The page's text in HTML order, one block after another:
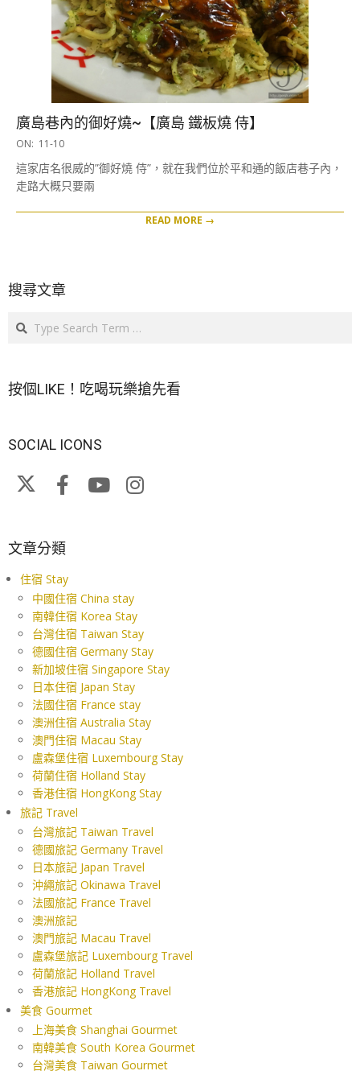
廣島巷內的御好燒~【廣島 鐵板燒 侍】
2016-
10
ON: 11-10
這家店名很威的”御好燒 侍”，就在我們位於平和通的飯店巷子內，
走路大概只要兩
READ MORE →
搜尋文章
Search
按個LIKE！吃喝玩樂搶先看
SOCIAL ICONS
文章分類
住宿 Stay
中國住宿 China stay
南韓住宿 Korea Stay
台灣住宿 Taiwan Stay
德國住宿 Germany Stay
新加坡住宿 Singapore Stay
日本住宿 Japan Stay
法國住宿 France stay
澳洲住宿 Australia Stay
澳門住宿 Macau Stay
盧森堡住宿 Luxembourg Stay
荷蘭住宿 Holland Stay
香港住宿 HongKong Stay
旅記 Travel
台灣旅記 Taiwan Travel
德國旅記 Germany Travel
日本旅記 Japan Travel
沖繩旅記 Okinawa Travel
法國旅記 France Travel
澳洲旅記
澳門旅記 Macau Travel
盧森堡旅記 Luxembourg Travel
荷蘭旅記 Holland Travel
香港旅記 HongKong Travel
美食 Gourmet
上海美食 Shanghai Gourmet
南韓美食 South Korea Gourmet
台灣美食 Taiwan Gourmet